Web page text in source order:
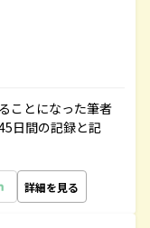
ことになった筆者
日間の記録と記
詳細を見る